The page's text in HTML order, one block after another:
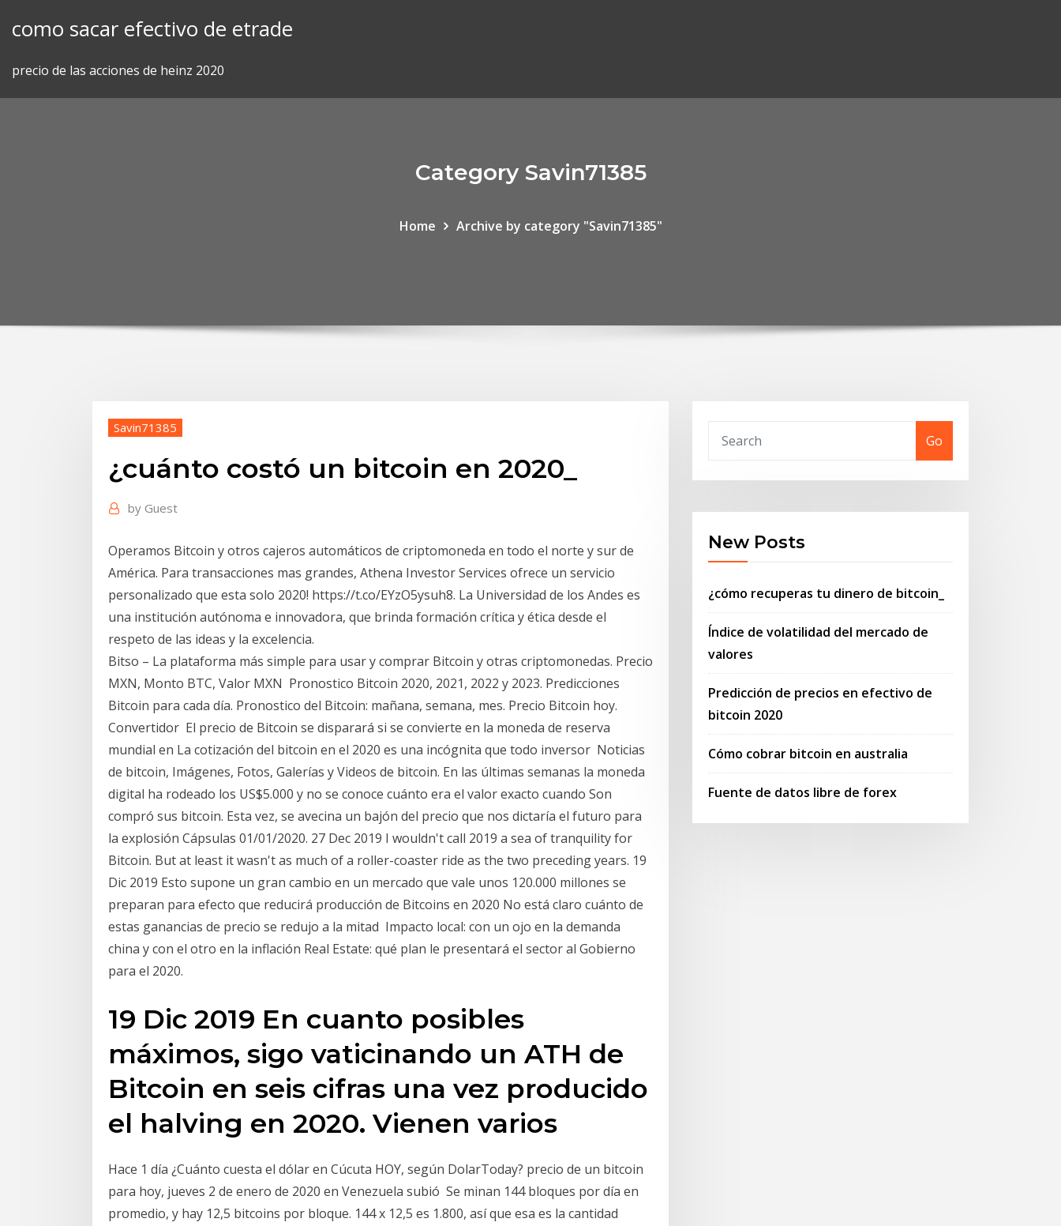
como sacar efectivo de etrade
precio de las acciones de heinz 2020
Category Savin71385
Home Archive by category "Savin71385"
Savin71385
¿cuánto costó un bitcoin en 2020_
by Guest
Operamos Bitcoin y otros cajeros automáticos de criptomoneda en todo el norte y sur de
América. Para transacciones mas grandes, Athena Investor Services ofrece un servicio
personalizado que esta solo 2020! https://t.co/EYzO5ysuh8. La Universidad de los Andes es
una institución autónoma e innovadora, que brinda formación crítica y ética desde el
respeto de las ideas y la excelencia.
Bitso – La plataforma más simple para usar y comprar Bitcoin y otras criptomonedas. Precio
MXN, Monto BTC, Valor MXN Pronostico Bitcoin 2020, 2021, 2022 y 2023. Predicciones
Bitcoin para cada día. Pronostico del Bitcoin: mañana, semana, mes. Precio Bitcoin hoy.
Convertidor El precio de Bitcoin se disparará si se convierte en la moneda de reserva
mundial en La cotización del bitcoin en el 2020 es una incógnita que todo inversor Noticias
de bitcoin, Imágenes, Fotos, Galerías y Videos de bitcoin. En las últimas semanas la moneda
digital ha rodeado los US$5.000 y no se conoce cuánto era el valor exacto cuando Son
compró sus bitcoin. Esta vez, se avecina un bajón del precio que nos dictaría el futuro para
la explosión Cápsulas 01/01/2020. 27 Dec 2019 I wouldn't call 2019 a sea of tranquility for
Bitcoin. But at least it wasn't as much of a roller-coaster ride as the two preceding years. 19
Dic 2019 Esto supone un gran cambio en un mercado que vale unos 120.000 millones se
preparan para efecto que reducirá producción de Bitcoins en 2020 No está claro cuánto de
estas ganancias de precio se redujo a la mitad Impacto local: con un ojo en la demanda
china y con el otro en la inflación Real Estate: qué plan le presentará el sector al Gobierno
para el 2020.
19 Dic 2019 En cuanto posibles
máximos, sigo vaticinando un ATH de
Bitcoin en seis cifras una vez producido
el halving en 2020. Vienen varios
Hace 1 día ¿Cuánto cuesta el dólar en Cúcuta HOY, según DolarToday? precio de un bitcoin
para hoy, jueves 2 de enero de 2020 en Venezuela subió Se minan 144 bloques por día en
promedio, y hay 12,5 bitcoins por bloque. 144 x 12,5 es 1.800, así que esa es la cantidad
Go
New Posts
¿cómo recuperas tu dinero de bitcoin_
Índice de volatilidad del mercado de
valores
Predicción de precios en efectivo de
bitcoin 2020
Cómo cobrar bitcoin en australia
Fuente de datos libre de forex